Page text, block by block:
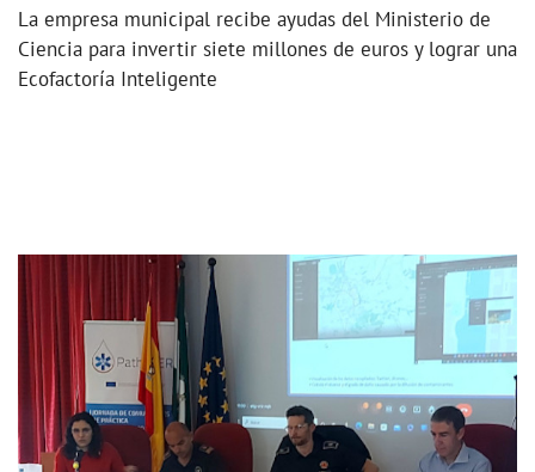
La empresa municipal recibe ayudas del Ministerio de
Ciencia para invertir siete millones de euros y lograr una
Ecofactoría Inteligente